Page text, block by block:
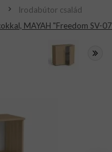
Irodabútor család
MAYAH "Freedom SV-